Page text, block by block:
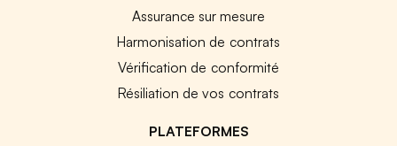
Assurance sur mesure
Harmonisation de contrats
Vérification de conformité
Résiliation de vos contrats
PLATEFORMES